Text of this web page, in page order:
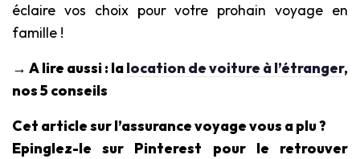
éclaire vos choix pour votre prohain voyage en
famille !
→ A lire aussi : lalocation de voiture à l’étranger,
nos 5 conseils
Cet article sur l’assurance voyage vous aplu ?
Epinglez-le sur Pinterest pour le retrouver